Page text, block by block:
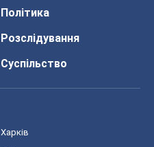
Політика
Розслідування
Суспільство
Харків